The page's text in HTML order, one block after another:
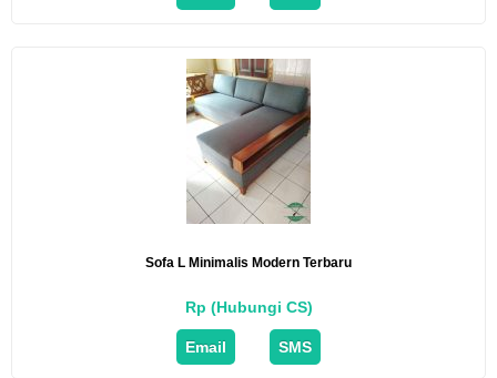
Sofa L Minimalis Modern Terbaru
Rp (Hubungi CS)
Email SMS